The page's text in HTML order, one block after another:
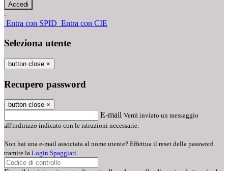
-
Entra con SPID Entra con CIE
Seleziona utente
button close ×
Recupero password
button close ×
E-mail Verrà inviato un messaggio
all'indirizzo indicato con le istruzioni necessarie.
Non hai una e-mail associata al nome utente? Effettua il reset della password
tramite la Login Spaggiari